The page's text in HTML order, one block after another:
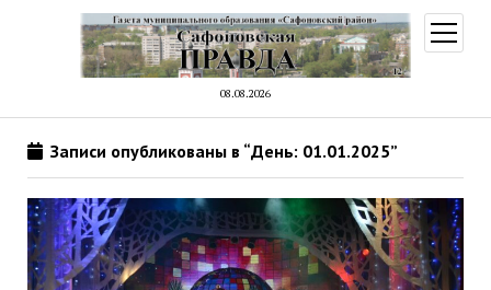
08.08.2026
меню
Записи опубликованы в “День: 01.01.2025”